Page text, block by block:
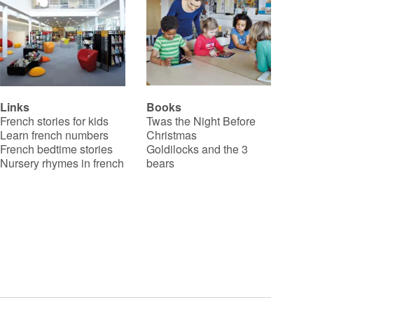
Links
French stories for kids
Learn french numbers
French bedtime stories
Nursery rhymes in french
Books
Twas the Night Before
Christmas
Goldilocks and the 3
bears